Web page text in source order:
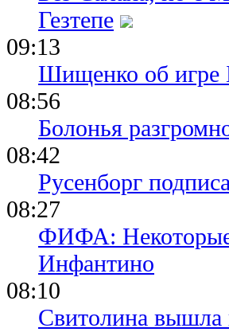
Гезтепе
09:13
Шищенко об игре
08:56
Болонья
08:42
Русенборг
08:27
ФИФА: Некоторые
Инфантино
08:10
Свитолина вышла